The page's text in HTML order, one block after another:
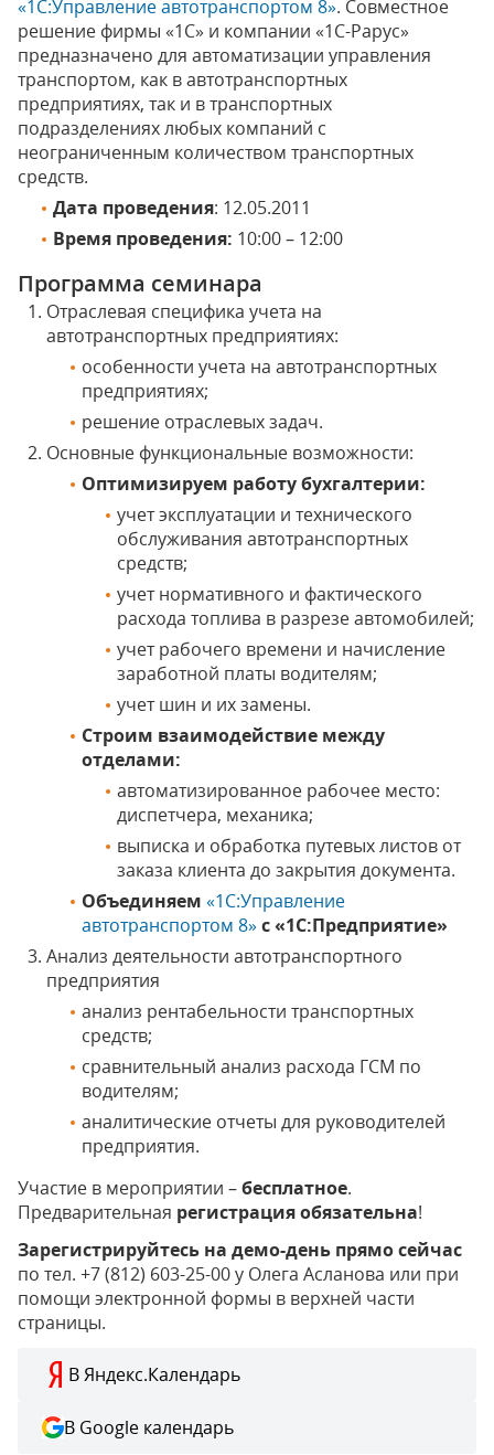
«1С:Управление автотранспортом 8». Совместное
решение фирмы «1С» и компании «1С-Рарус»
предназначено для автоматизации управления
транспортом, как в автотранспортных
предприятиях, так и в транспортных
подразделениях любых компаний с
неограниченным количеством транспортных
средств.
Дата проведения: 12.05.2011
Время проведения: 10:00 – 12:00
Программа семинара
Отраслевая специфика учета на
автотранспортных предприятиях:
особенности учета на автотранспортных
предприятиях;
решение отраслевых задач.
Основные функциональные возможности:
Оптимизируем работу бухгалтерии:
учет эксплуатации и технического
обслуживания автотранспортных
средств;
учет нормативного и фактического
расхода топлива в разрезе автомобилей;
учет рабочего времени и начисление
заработной платы водителям;
учет шин и их замены.
Строим взаимодействие между
отделами:
автоматизированное рабочее место:
диспетчера, механика;
выписка и обработка путевых листов от
заказа клиента до закрытия документа.
Объединяем «1С:Управление
автотранспортом 8» с «1С:Предприятие»
Анализ деятельности автотранспортного
предприятия
анализ рентабельности транспортных
средств;
сравнительный анализ расхода ГСМ по
водителям;
аналитические отчеты для руководителей
предприятия.
Участие в мероприятии –бесплатное.
Предварительная регистрация обязательна!
Зарегистрируйтесь на демо-день прямо сейчас
по тел. +7 (812) 603-25-00 у Олега Асланова или при
помощи электронной формы в верхней части
страницы.
В Яндекс.Календарь
В Google календарь